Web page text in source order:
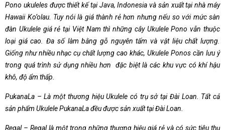
Pono ukuleles được thiết kế tại Java, Indonesia và sản xuất tại nhà máy
Hawaii Ko’olau. Tuy nói là giá thành rẻ hơn nhưng nếu so với mức sàn
đàn Ukulele giá rẻ tại Việt Nam thì những cây Ukulele Pono vẫn thuộc
loại giá cao. Đa số làm bằng gỗ nguyên tấm và vật liệu chất lượng.
Giống như nhiều nhạc cụ chất lượng cao khác, Ukulele Ponos cần lưu ý
trong quá trình sử dụng nhiều hơn ­ đặc biệt là các khu vực có khí hậu
khô, độ ẩm thấp.
PukanaLa – Là một thương hiệu Ukulele có trụ sở tại Đài Loan. Tất cả
sản phẩm Ukulele PukanaLa đều được sản xuất tại Đài Loan.
Regal – Regal là một trong những thương hiệu giá rẻ và có sức tiêu thụ